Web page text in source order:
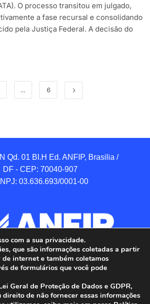
O processo transitou em julgado,
a fase recursal e consolidando
pela Justiça Federal. A decisão do
… 6
Qd. 01 BI.H Ed. ANFIP, Brasilia /
DF - CEP: 70040-907
03.636.693/0001-00
com a sua privacidade.
que são informações coletadas a partir
de internet e também coletamos
de formulários que você pode
Geral de Proteção de Dados e GDPR,
direito de não fornecer essas informações